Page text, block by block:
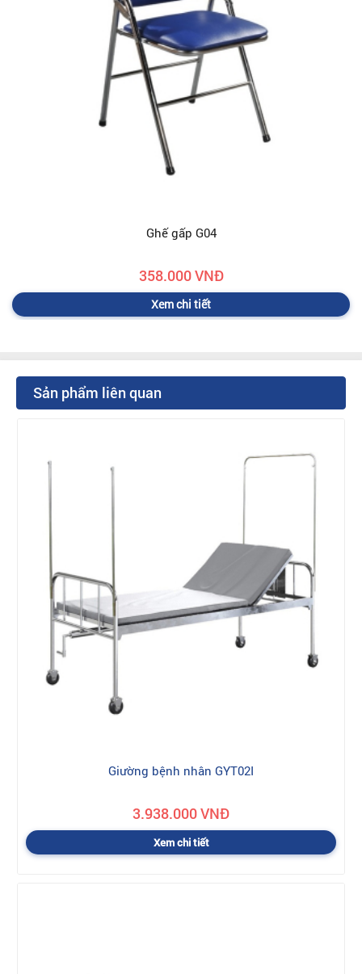
Ghế gấp G04
358.000 VNĐ
Xem chi tiết
Sản phẩm liên quan
Giường bệnh nhân GYT02I
3.938.000 VNĐ
Xem chi tiết